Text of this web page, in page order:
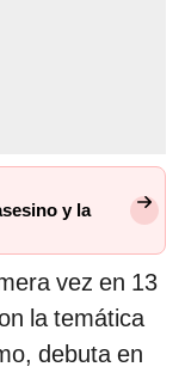
y la
vez en 13
la temática
debuta en